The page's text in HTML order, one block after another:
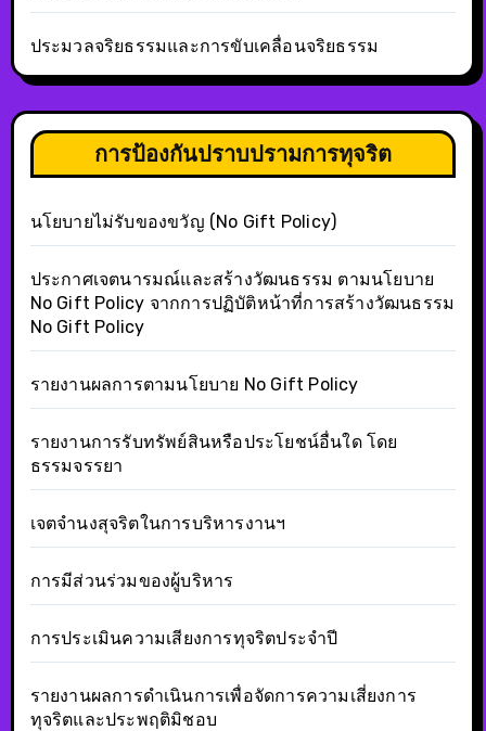
ประมวลจริยธรรมและการขับเคลื่อนจริยธรรม
การป้องกันปราบปรามการทุจริต
นโยบายไม่รับของขวัญ (No Gift Policy)
ประกาศเจตนารมณ์และสร้างวัฒนธรรม ตามนโยบาย
No Gift Policy จากการปฏิบัติหน้าที่การสร้างวัฒนธรรม
No Gift Policy
รายงานผลการตามนโยบาย No Gift Policy
รายงานการรับทรัพย์สินหรือประโยชน์อื่นใด โดย
ธรรมจรรยา
เจตจำนงสุจริตในการบริหารงานฯ
การมีส่วนร่วมของผู้บริหาร
การประเมินความเสียงการทุจริตประจำปี
รายงานผลการดำเนินการเพื่อจัดการความเสี่ยงการ
ทุจริตและประพฤติมิชอบ